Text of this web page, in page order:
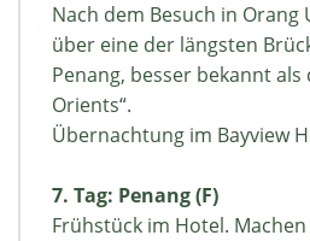
Nach dem Besuch in
über eine der längsten
Penang, besser bekannt als
Orients“.
Übernachtung im Bayview
7. Tag: Penang (F)
Frühstück im Hotel.